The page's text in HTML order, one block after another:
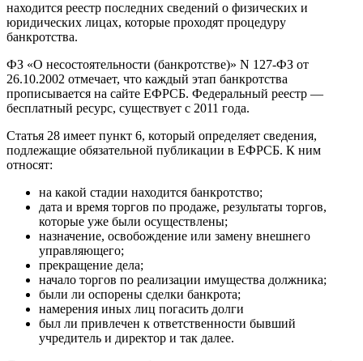
находится реестр последних сведений о физических и
юридических лицах, которые проходят процедуру
банкротства.
ФЗ «О несостоятельности (банкротстве)» N 127-ФЗ от
26.10.2002 отмечает, что каждый этап банкротства
прописывается на сайте ЕФРСБ. Федеральный реестр —
бесплатный ресурс, существует с 2011 года.
Статья 28 имеет пункт 6, который определяет сведения,
подлежащие обязательной публикации в ЕФРСБ. К ним
относят:
на какой стадии находится банкротство;
дата и время торгов по продаже, результаты торгов,
которые уже были осуществлены;
назначение, освобождение или замену внешнего
управляющего;
прекращение дела;
начало торгов по реализации имущества должника;
были ли оспорены сделки банкрота;
намерения иных лиц погасить долги
был ли привлечен к ответственности бывший
учредитель и директор и так далее.